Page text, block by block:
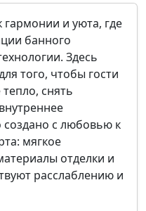
и уюта, где
банного
Здесь
того, чтобы гости
снять
создано с любовью к
мягкое
отделки и
расслаблению и